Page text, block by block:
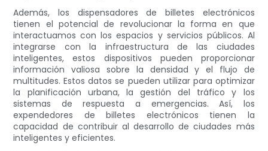
Además, los dispensadores de billetes electrónicos
tienen el potencial de revolucionar la forma en que
interactuamos con los espacios y servicios públicos. Al
integrarse con la infraestructura de las ciudades
inteligentes, estos dispositivos pueden proporcionar
información valiosa sobre la densidad y el flujo de
multitudes. Estos datos se pueden utilizar para optimizar
la planificación urbana, la gestión del tráfico y los
sistemas de respuesta a emergencias. Así, los
expendedores de billetes electrónicos tienen la
capacidad de contribuir al desarrollo de ciudades más
inteligentes y eficientes.